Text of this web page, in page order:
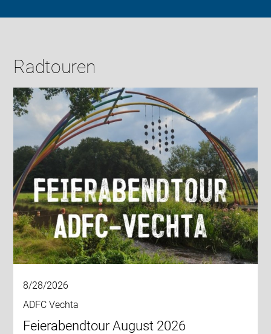
Radtouren
8/28/2026
ADFC Vechta
Feierabendtour August 2026